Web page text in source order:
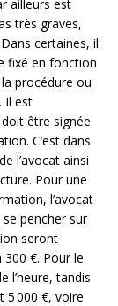
ailleurs est
très graves,
certaines, il
fixé en fonction
procédure ou
Il est
être signée
C’est dans
l’avocat ainsi
Pour une
l’avocat
pencher sur
seront
€. Pour le
l’heure, tandis
5 000 €, voire